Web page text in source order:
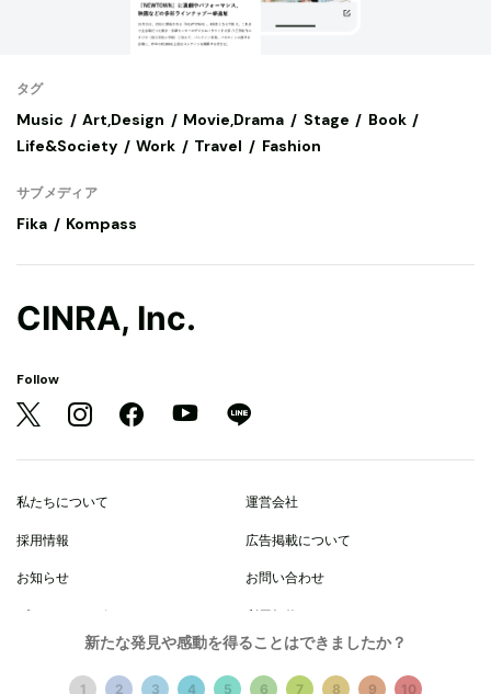
新たな発見や感動を得ることはできましたか？
1 2 3 4 5 6 7 8 9 10
タグ
Music Art,Design Movie,Drama Stage
Book
Life&Society
Work Travel Fashion
サブメディア
Fika Kompass
CINRA, Inc.
Follow
私たちについて 運営会社
採用情報 広告掲載について
お知らせ お問い合わせ
プライバシーポリシー 利用規約
© 2021 CINRA, Inc.